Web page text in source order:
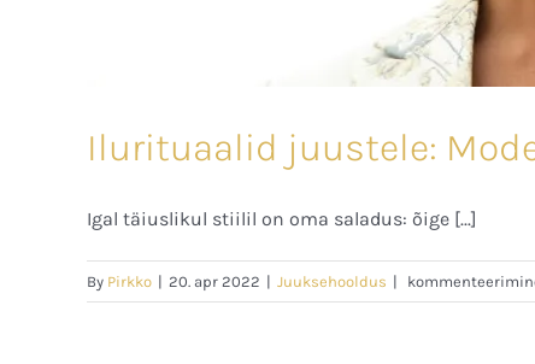
Ilurituaalid juustele:
Igal täiuslikul stiilil on oma saladus: õige [...]
By Pirkko | 20. apr 2022 | Juuksehooldus |
Ilurituaalid
juustele: